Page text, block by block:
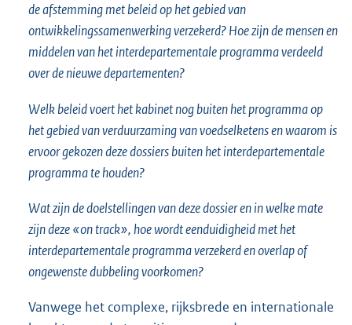
de afstemming met beleid op het gebied van
ontwikkelingssamenwerking verzekerd? Hoe zijn de mensen en
middelen van het interdepartementale programma verdeeld
over de nieuwe departementen?
Welk beleid voert het kabinet nog buiten het programma op
het gebied van verduurzaming van voedselketens en waarom is
ervoor gekozen deze dossiers buiten het interdepartementale
programma te houden?
Wat zijn de doelstellingen van deze dossier en in welke mate
zijn deze «on track», hoe wordt eenduidigheid met het
interdepartementale programma verzekerd en overlap of
ongewenste dubbeling voorkomen?
Vanwege het complexe, rijksbrede en internationale